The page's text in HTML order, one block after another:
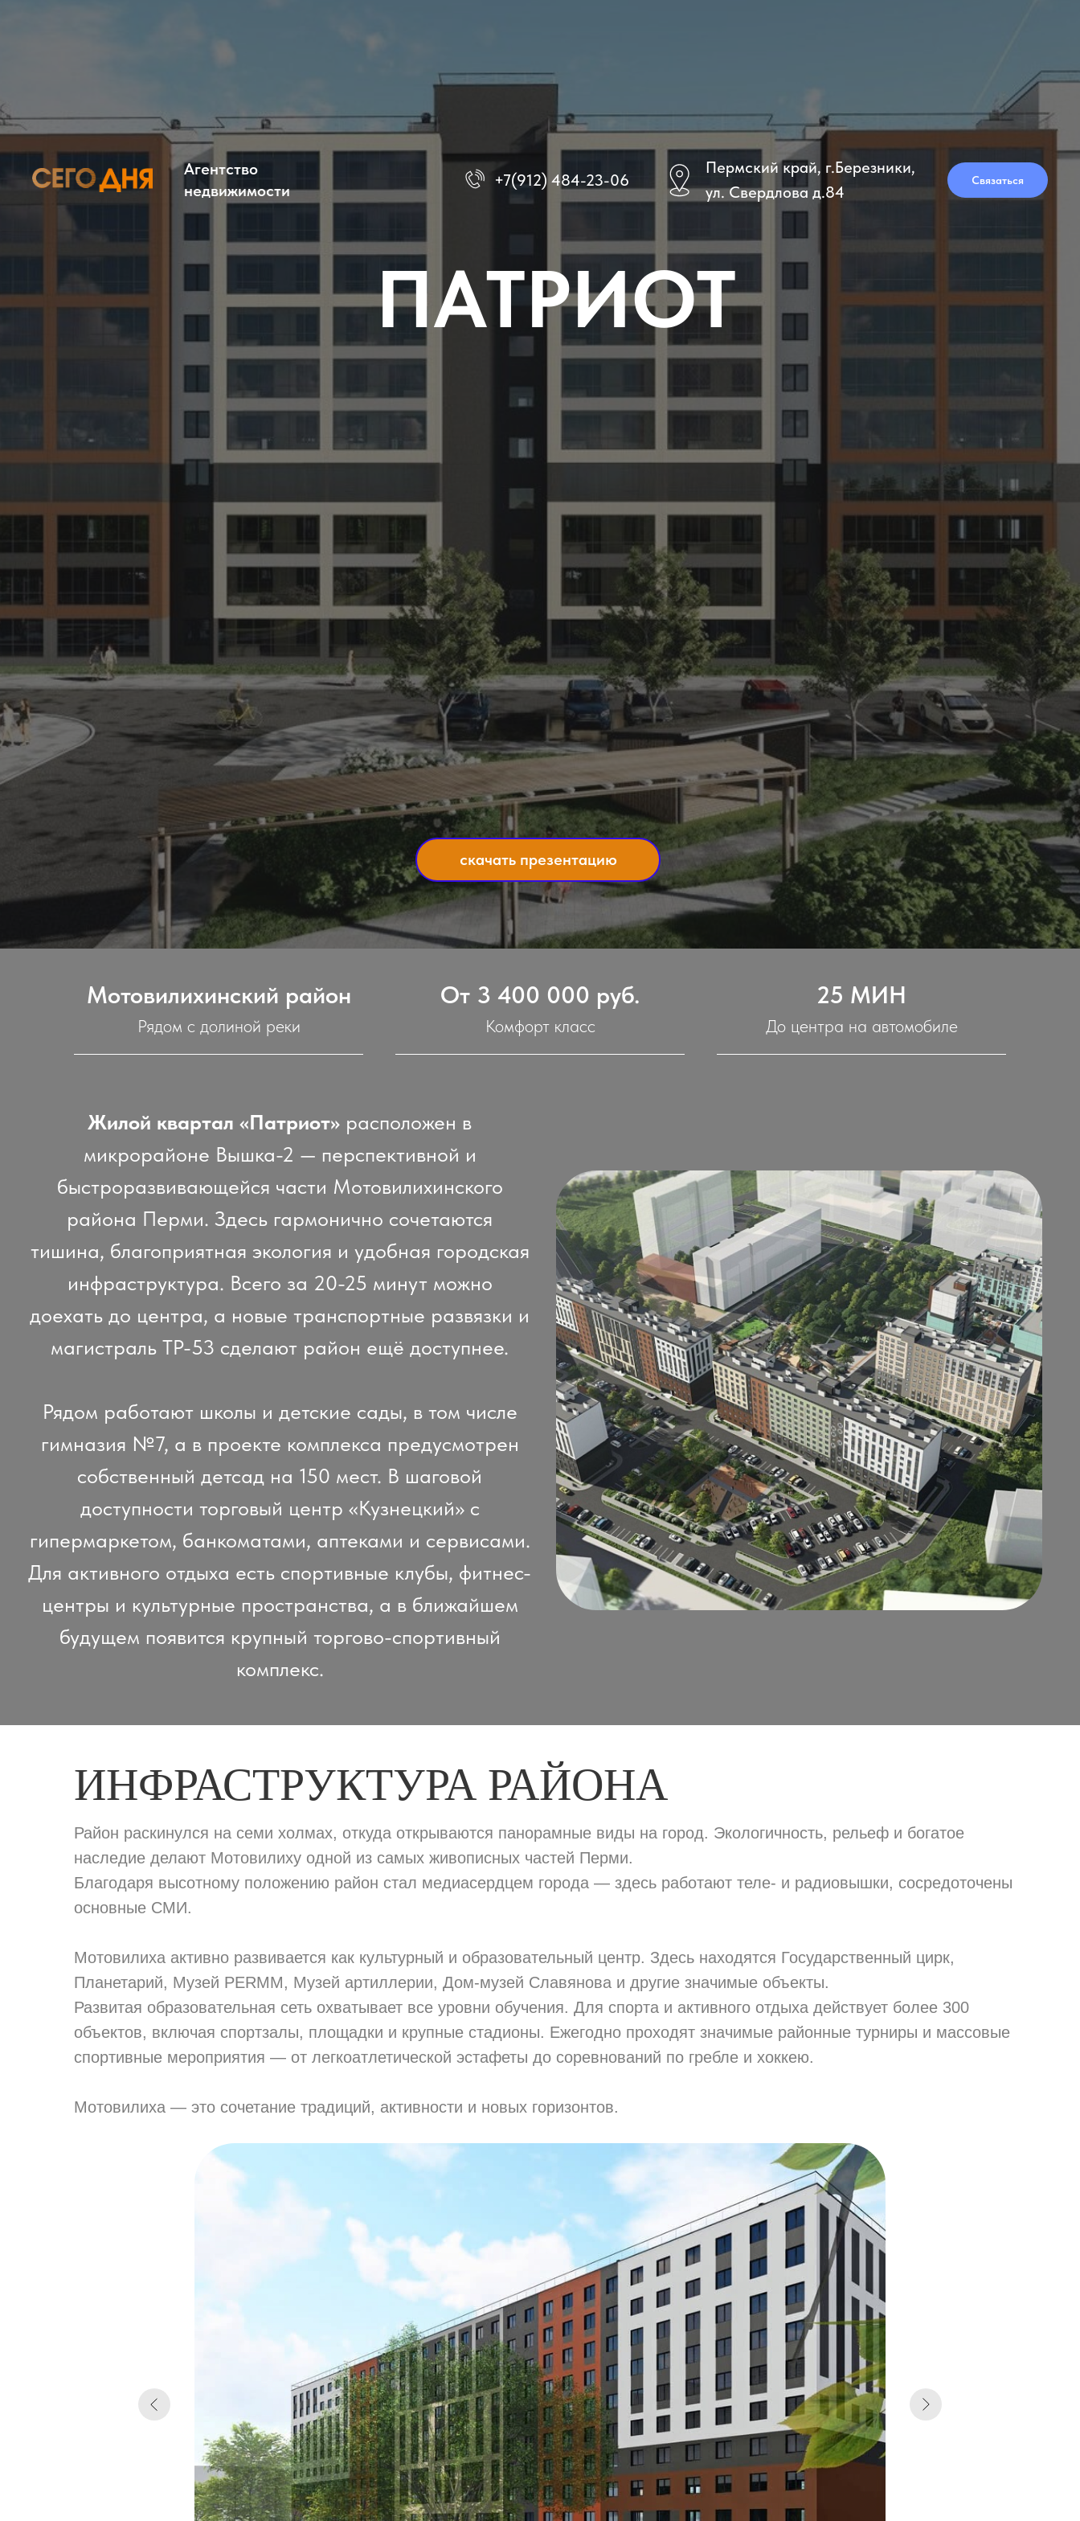
Агентство
недвижимости
+7(912) 484-23-06
Пермский край, г.Березники,
ул. Свердлова д.84
Связаться
ПАТРИОТ
скачать презентацию
Мотовилихинский район
Рядом с долиной реки
От 3 400 000 руб.
Комфорт класс
25 МИН
До центра на автомобиле
Жилой квартал «Патриот» расположен в
микрорайоне Вышка-2 — перспективной и
быстроразвивающейся части Мотовилихинского
района Перми. Здесь гармонично сочетаются
тишина, благоприятная экология и удобная городская
инфраструктура. Всего за 20-25 минут можно
доехать до центра, а новые транспортные развязки и
магистраль ТР-53 сделают район ещё доступнее.
Рядом работают школы и детские сады, в том числе
гимназия №7, а в проекте комплекса предусмотрен
собственный детсад на 150 мест. В шаговой
доступности торговый центр «Кузнецкий» с
гипермаркетом, банкоматами, аптеками и сервисами.
Для активного отдыха есть спортивные клубы, фитнес-
центры и культурные пространства, а в ближайшем
будущем появится крупный торгово-спортивный
комплекс.
ИНФРАСТРУКТУРА РАЙОНА
Район раскинулся на семи холмах, откуда открываются панорамные виды на город. Экологичность, рельеф и богатое
наследие делают Мотовилиху одной из самых живописных частей Перми.
Благодаря высотному положению район стал медиасердцем города — здесь работают теле- и радиовышки, сосредоточены
основные СМИ.
Мотовилиха активно развивается как культурный и образовательный центр. Здесь находятся Государственный цирк,
Планетарий, Музей PERMM, Музей артиллерии, Дом-музей Славянова и другие значимые объекты.
Развитая образовательная сеть охватывает все уровни обучения. Для спорта и активного отдыха действует более 300
объектов, включая спортзалы, площадки и крупные стадионы. Ежегодно проходят значимые районные турниры и массовые
спортивные мероприятия — от легкоатлетической эстафеты до соревнований по гребле и хоккею.
Мотовилиха — это сочетание традиций, активности и новых горизонтов.